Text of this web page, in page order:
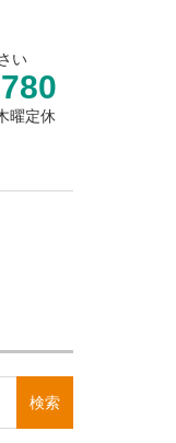
い
曜定休